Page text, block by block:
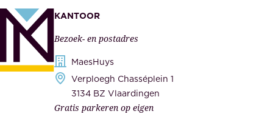
k
e
h
e
n
n
KANTOOR
Bezoek- en postadres
MaesHuys
Verploegh Chasséplein 1
3134 BZ Vlaardingen
Gratis parkeren op eigen